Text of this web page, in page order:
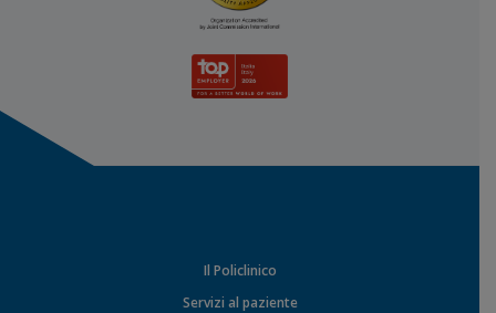
Il Policlinico
Servizi al paziente